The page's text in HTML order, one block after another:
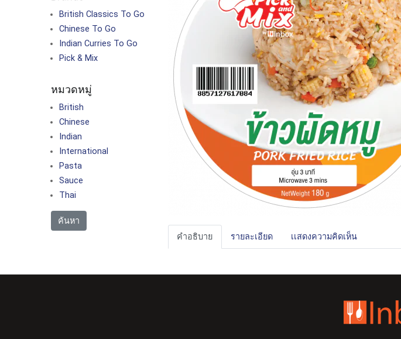
คำอธิบาย รายละเอียด เเสดงความคิดเห็น
British Classics To Go
Chinese To Go
Indian Curries To Go
Pick & Mix
หมวดหมู่
British
Chinese
Indian
International
Pasta
Sauce
Thai